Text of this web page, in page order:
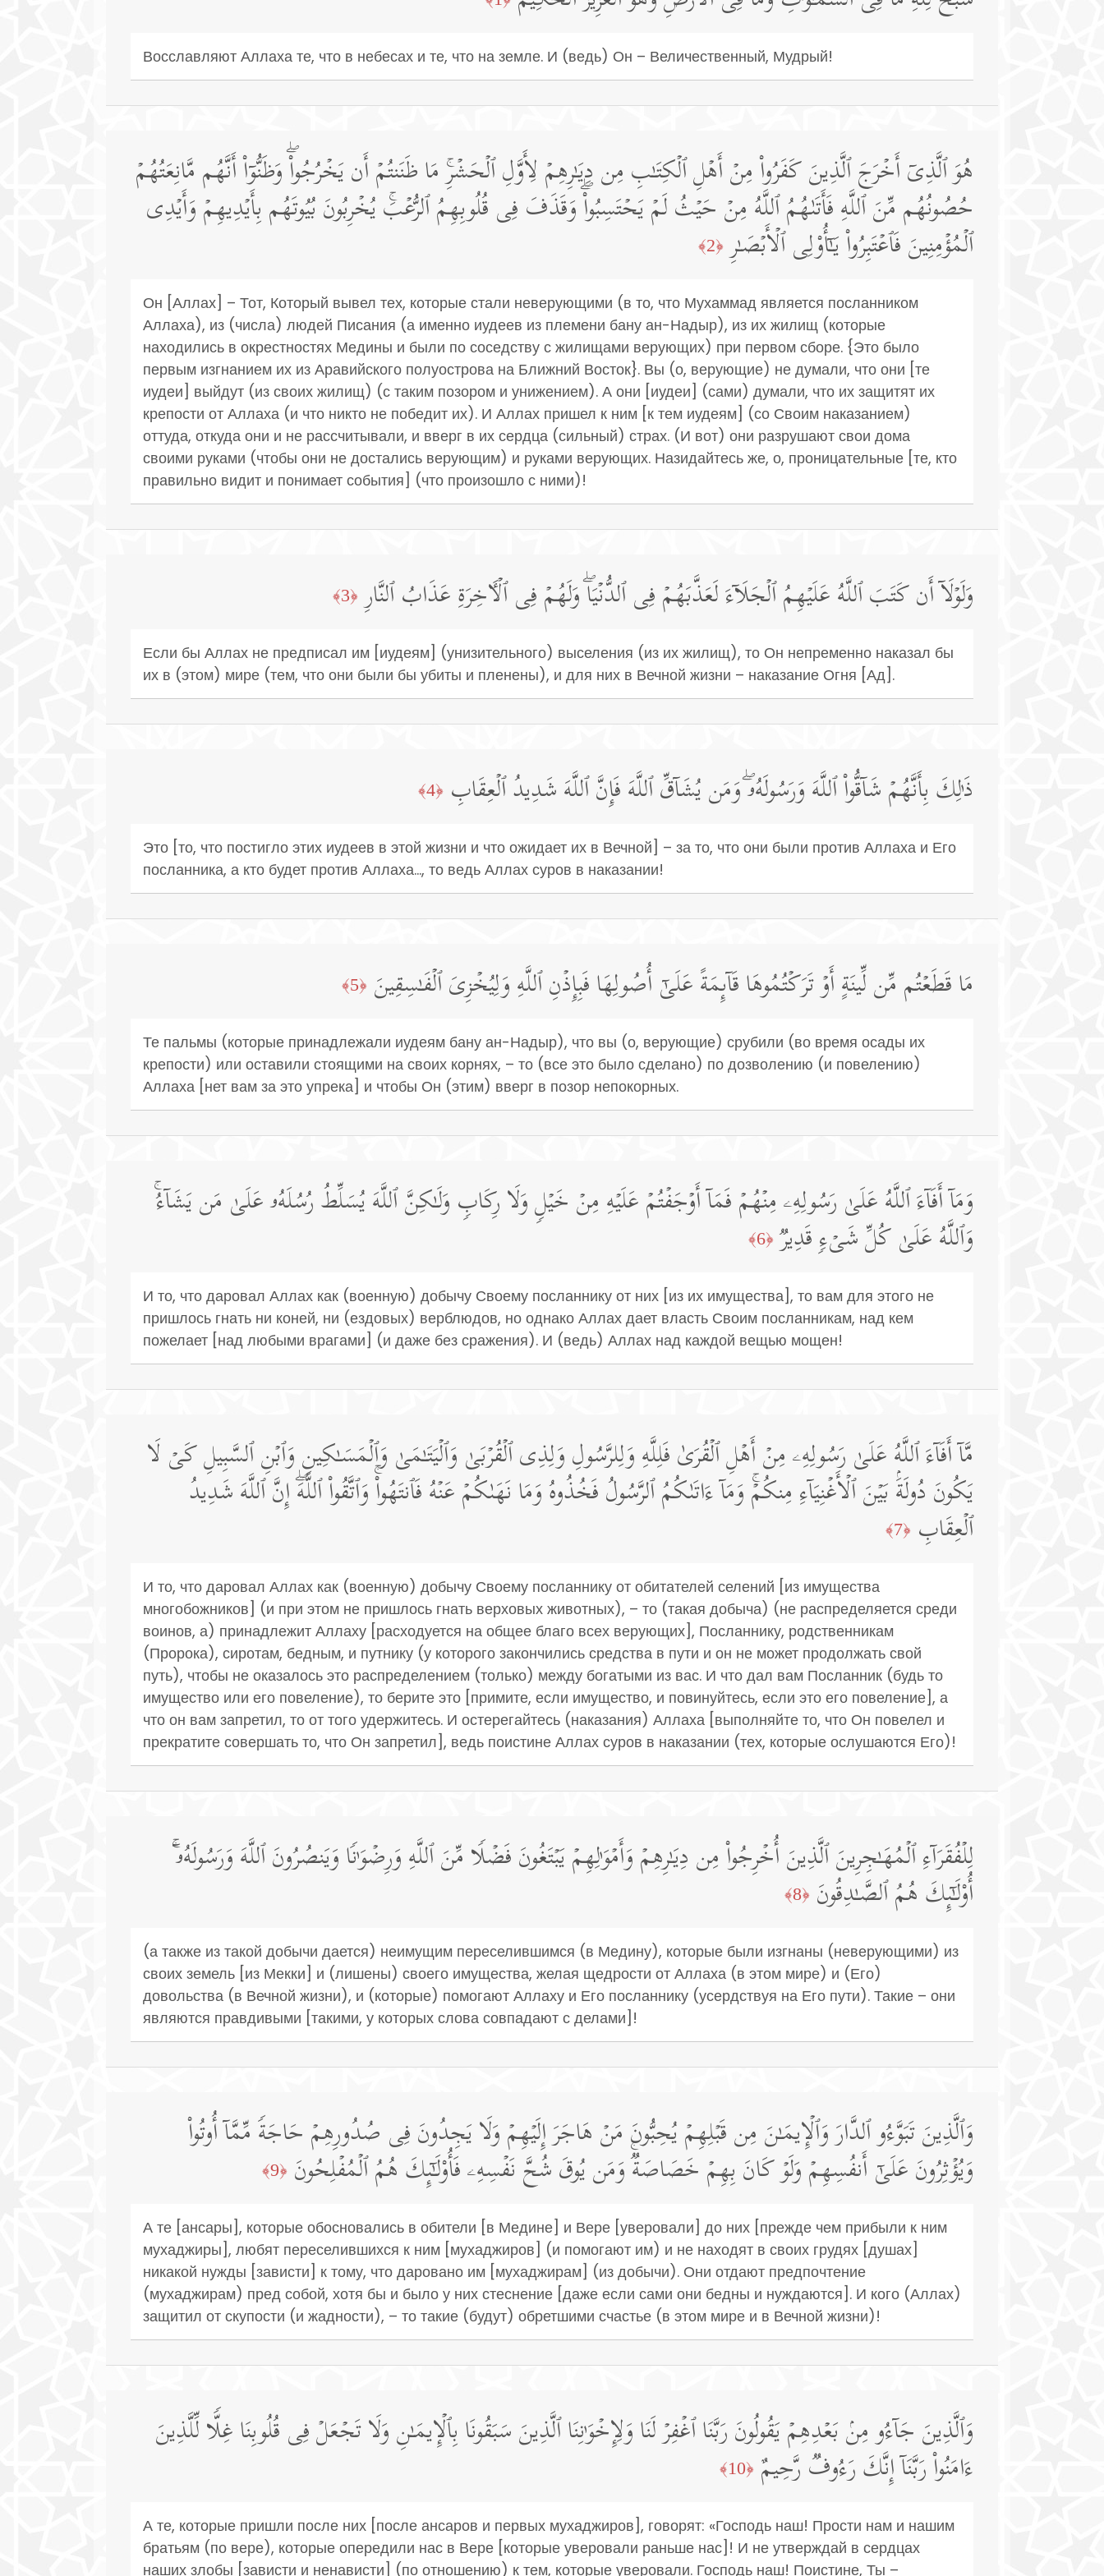
Восславляют Аллаха те, что в небесах и те, что на земле. И (ведь) Он – Величественный, Мудрый!
هُوَ ٱلَّذِیۤ أَخۡرَجَ ٱلَّذِینَ كَفَرُوا۟ مِنۡ أَهۡلِ ٱلۡكِتَـٰبِ مِن دِیَـٰرِهِمۡ لِأَوَّلِ ٱلۡحَشۡرِۚ مَا ظَنَنتُمۡ أَن یَخۡرُجُوا۟ۖ وَظَنُّوۤا۟ أَنَّهُم مَّانِعَتُهُمۡ
حُصُونُهُم مِّنَ ٱللَّهِ فَأَتَىٰهُمُ ٱللَّهُ مِنۡ حَیۡثُ لَمۡ یَحۡتَسِبُوا۟ۖ وَقَذَفَ فِی قُلُوبِهِمُ ٱلرُّعۡبَۚ یُخۡرِبُونَ بُیُوتَهُم بِأَیۡدِیهِمۡ وَأَیۡدِی
ٱلۡمُؤۡمِنِینَ فَٱعۡتَبِرُوا۟ یَـٰۤأُو۟لِی ٱلۡأَبۡصَـٰرِ ﴿2﴾
Он [Аллах] – Тот, Который вывел тех, которые стали неверующими (в то, что Мухаммад является посланником
Аллаха), из (числа) людей Писания (а именно иудеев из племени бану ан-Надыр), из их жилищ (которые
находились в окрестностях Медины и были по соседству с жилищами верующих) при первом сборе. {Это было
первым изгнанием их из Аравийского полуострова на Ближний Восток}. Вы (о, верующие) не думали, что они [те
иудеи] выйдут (из своих жилищ) (с таким позором и унижением). А они [иудеи] (сами) думали, что их защитят их
крепости от Аллаха (и что никто не победит их). И Аллах пришел к ним [к тем иудеям] (со Своим наказанием)
оттуда, откуда они и не рассчитывали, и вверг в их сердца (сильный) страх. (И вот) они разрушают свои дома
своими руками (чтобы они не достались верующим) и руками верующих. Назидайтесь же, о, проницательные [те, кто
правильно видит и понимает события] (что произошло с ними)!
وَلَوۡلَاۤ أَن كَتَبَ ٱللَّهُ عَلَیۡهِمُ ٱلۡجَلَاۤءَ لَعَذَّبَهُمۡ فِی ٱلدُّنۡیَاۖ وَلَهُمۡ فِی ٱلۡـَٔاخِرَةِ عَذَابُ ٱلنَّارِ ﴿3﴾
Если бы Аллах не предписал им [иудеям] (унизительного) выселения (из их жилищ), то Он непременно наказал бы
их в (этом) мире (тем, что они были бы убиты и пленены), и для них в Вечной жизни – наказание Огня [Ад].
ذَ ٰ⁠لِكَ بِأَنَّهُمۡ شَاۤقُّوا۟ ٱللَّهَ وَرَسُولَهُۥۖ وَمَن یُشَاۤقِّ ٱللَّهَ فَإِنَّ ٱللَّهَ شَدِیدُ ٱلۡعِقَابِ ﴿4﴾
Это [то, что постигло этих иудеев в этой жизни и что ожидает их в Вечной] – за то, что они были против Аллаха и Его
посланника, а кто будет против Аллаха..., то ведь Аллах суров в наказании!
مَا قَطَعۡتُم مِّن لِّینَةٍ أَوۡ تَرَكۡتُمُوهَا قَاۤىِٕمَةً عَلَىٰۤ أُصُولِهَا فَبِإِذۡنِ ٱللَّهِ وَلِیُخۡزِیَ ٱلۡفَـٰسِقِینَ ﴿5﴾
Те пальмы (которые принадлежали иудеям бану ан-Надыр), что вы (о, верующие) срубили (во время осады их
крепости) или оставили стоящими на своих корнях, – то (все это было сделано) по дозволению (и повелению)
Аллаха [нет вам за это упрека] и чтобы Он (этим) вверг в позор непокорных.
وَمَاۤ أَفَاۤءَ ٱللَّهُ عَلَىٰ رَسُولِهِۦ مِنۡهُمۡ فَمَاۤ أَوۡجَفۡتُمۡ عَلَیۡهِ مِنۡ خَیۡلࣲ وَلَا رِكَابࣲ وَلَـٰكِنَّ ٱللَّهَ یُسَلِّطُ رُسُلَهُۥ عَلَىٰ مَن یَشَاۤءُۚ
وَٱللَّهُ عَلَىٰ كُلِّ شَیۡءࣲ قَدِیرࣱ ﴿6﴾
И то, что даровал Аллах как (военную) добычу Своему посланнику от них [из их имущества], то вам для этого не
пришлось гнать ни коней, ни (ездовых) верблюдов, но однако Аллах дает власть Своим посланникам, над кем
пожелает [над любыми врагами] (и даже без сражения). И (ведь) Аллах над каждой вещью мощен!
مَّاۤ أَفَاۤءَ ٱللَّهُ عَلَىٰ رَسُولِهِۦ مِنۡ أَهۡلِ ٱلۡقُرَىٰ فَلِلَّهِ وَلِلرَّسُولِ وَلِذِی ٱلۡقُرۡبَىٰ وَٱلۡیَتَـٰمَىٰ وَٱلۡمَسَـٰكِینِ وَٱبۡنِ ٱلسَّبِیلِ كَیۡ لَا
یَكُونَ دُولَةَۢ بَیۡنَ ٱلۡأَغۡنِیَاۤءِ مِنكُمۡۚ وَمَاۤ ءَاتَىٰكُمُ ٱلرَّسُولُ فَخُذُوهُ وَمَا نَهَىٰكُمۡ عَنۡهُ فَٱنتَهُوا۟ۚ وَٱتَّقُوا۟ ٱللَّهَۖ إِنَّ ٱللَّهَ شَدِیدُ
ٱلۡعِقَابِ ﴿7﴾
И то, что даровал Аллах как (военную) добычу Своему посланнику от обитателей селений [из имущества
многобожников] (и при этом не пришлось гнать верховых животных), – то (такая добыча) (не распределяется среди
воинов, а) принадлежит Аллаху [расходуется на общее благо всех верующих], Посланнику, родственникам
(Пророка), сиротам, бедным, и путнику (у которого закончились средства в пути и он не может продолжать свой
путь), чтобы не оказалось это распределением (только) между богатыми из вас. И что дал вам Посланник (будь то
имущество или его повеление), то берите это [примите, если имущество, и повинуйтесь, если это его повеление], а
что он вам запретил, то от того удержитесь. И остерегайтесь (наказания) Аллаха [выполняйте то, что Он повелел и
прекратите совершать то, что Он запретил], ведь поистине Аллах суров в наказании (тех, которые ослушаются Его)!
لِلۡفُقَرَاۤءِ ٱلۡمُهَـٰجِرِینَ ٱلَّذِینَ أُخۡرِجُوا۟ مِن دِیَـٰرِهِمۡ وَأَمۡوَ ٰ⁠لِهِمۡ یَبۡتَغُونَ فَضۡلࣰا مِّنَ ٱللَّهِ وَرِضۡوَ ٰ⁠نࣰا وَیَنصُرُونَ ٱللَّهَ وَرَسُولَهُۥۤۚ
أُو۟لَـٰۤىِٕكَ هُمُ ٱلصَّـٰدِقُونَ ﴿8﴾
(а также из такой добычи дается) неимущим переселившимся (в Медину), которые были изгнаны (неверующими) из
своих земель [из Мекки] и (лишены) своего имущества, желая щедрости от Аллаха (в этом мире) и (Его)
довольства (в Вечной жизни), и (которые) помогают Аллаху и Его посланнику (усердствуя на Его пути). Такие – они
являются правдивыми [такими, у которых слова совпадают с делами]!
وَٱلَّذِینَ تَبَوَّءُو ٱلدَّارَ وَٱلۡإِیمَـٰنَ مِن قَبۡلِهِمۡ یُحِبُّونَ مَنۡ هَاجَرَ إِلَیۡهِمۡ وَلَا یَجِدُونَ فِی صُدُورِهِمۡ حَاجَةࣰ مِّمَّاۤ أُوتُوا۟
وَیُؤۡثِرُونَ عَلَىٰۤ أَنفُسِهِمۡ وَلَوۡ كَانَ بِهِمۡ خَصَاصَةࣱۚ وَمَن یُوقَ شُحَّ نَفۡسِهِۦ فَأُو۟لَـٰۤىِٕكَ هُمُ ٱلۡمُفۡلِحُونَ ﴿9﴾
А те [ансары], которые обосновались в обители [в Медине] и Вере [уверовали] до них [прежде чем прибыли к ним
мухаджиры], любят переселившихся к ним [мухаджиров] (и помогают им) и не находят в своих грудях [душах]
никакой нужды [зависти] к тому, что даровано им [мухаджирам] (из добычи). Они отдают предпочтение
(мухаджирам) пред собой, хотя бы и было у них стеснение [даже если сами они бедны и нуждаются]. И кого (Аллах)
защитил от скупости (и жадности), – то такие (будут) обретшими счастье (в этом мире и в Вечной жизни)!
وَٱلَّذِینَ جَاۤءُو مِنۢ بَعۡدِهِمۡ یَقُولُونَ رَبَّنَا ٱغۡفِرۡ لَنَا وَلِإِخۡوَ ٰ⁠نِنَا ٱلَّذِینَ سَبَقُونَا بِٱلۡإِیمَـٰنِ وَلَا تَجۡعَلۡ فِی قُلُوبِنَا غِلࣰّا لِّلَّذِینَ
ءَامَنُوا۟ رَبَّنَاۤ إِنَّكَ رَءُوفࣱ رَّحِیمٌ ﴿10﴾
А те, которые пришли после них [после ансаров и первых мухаджиров], говорят: «Господь наш! Прости нам и нашим
братьям (по вере), которые опередили нас в Вере [которые уверовали раньше нас]! И не утверждай в сердцах
наших злобы [зависти и ненависти] (по отношению) к тем, которые уверовали. Господь наш! Поистине, Ты –